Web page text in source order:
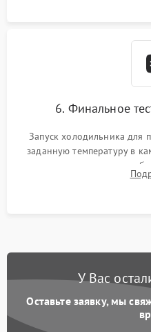
6. Финальное
Запуск холодильника для
заданную температуру в
компрессора, отсутствия
срабатывания
У Вас
Оставьте заявку, мы